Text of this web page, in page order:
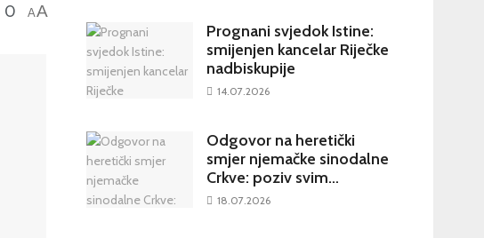
0 AA
Hrvatsku
Prognani svjedok Istine:
smijenjen kancelar Riječke
nadbiskupije
14.07.2026
Odgovor na heretički
smjer njemačke sinodalne
Crkve: poziv svim
katolicima na potpisivanje
18.07.2026